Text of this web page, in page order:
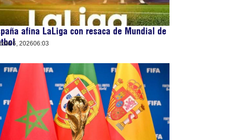
afina LaLiga con resaca de Mundial de
6, 202606:03